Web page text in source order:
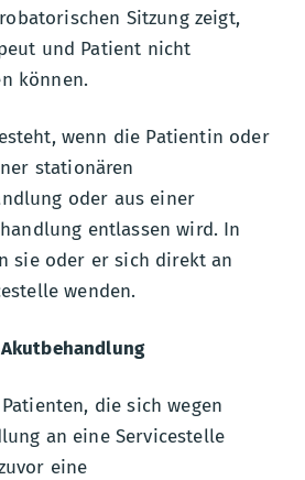
Sitzung zeigt,
und Patient nicht
können.
wenn die Patientin oder
stationären
oder aus einer
entlassen wird. In
sie oder er sich direkt an
wenden.
die sich wegen
an eine Servicestelle
eine